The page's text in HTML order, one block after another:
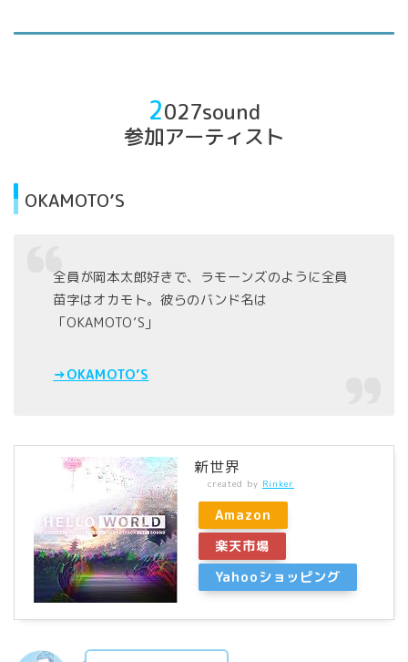
2027sound
参加アーティスト
OKAMOTO’S
全員が岡本太郎好きで、ラモーンズのように全員
苗字はオカモト。彼らのバンド名は
「OKAMOTO’S」
→OKAMOTO’S
新世界
created by Rinker
Amazon
楽天市場
Yahooショッピング